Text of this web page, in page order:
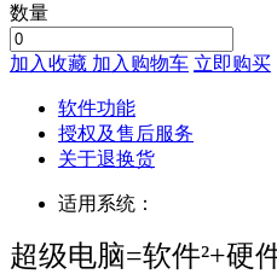
数量
加入收藏 加入购物车 立即购买
软件功能
授权及售后服务
关于退换货
适用系统：
超级电脑=软件²+硬